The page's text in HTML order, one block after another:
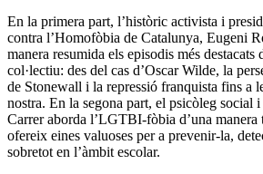
En la primera part, l’històric activista i
contra l’Homofòbia de Catalunya, Eugeni
manera resumida els episodis més destacats
col·lectiu: des del cas d’Oscar Wilde, la
de Stonewall i la repressió franquista fins a
nostra. En la segona part, el psicòleg social
Carrer aborda l’LGTBI-fòbia d’una manera
ofereix eines valuoses per a prevenir-la,
sobretot en l’àmbit escolar.